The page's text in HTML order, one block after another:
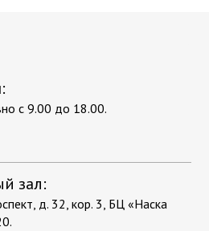
с 9.00 до 18.00.
зал:
д. 32, кор. 3, БЦ «Наска